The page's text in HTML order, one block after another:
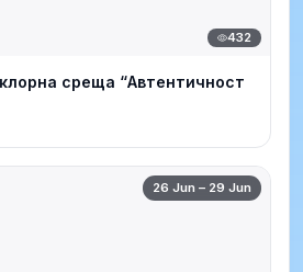
432
среща “Автентичност
26 Jun – 29 Jun